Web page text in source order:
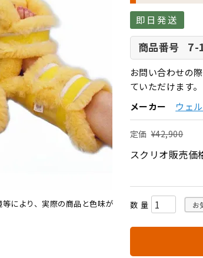
により、実際の商品と色味が
即日発送
商品番号 7-
お問い合わせの
ていただけます。
メーカー
ウェ
定価 ¥42,900
スクリオ販売価
お